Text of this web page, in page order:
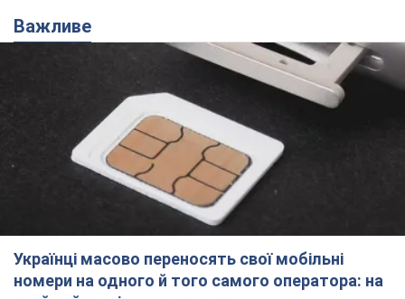
Важливе
Українці масово переносять свої мобільні
номери на одного й того самого оператора: на